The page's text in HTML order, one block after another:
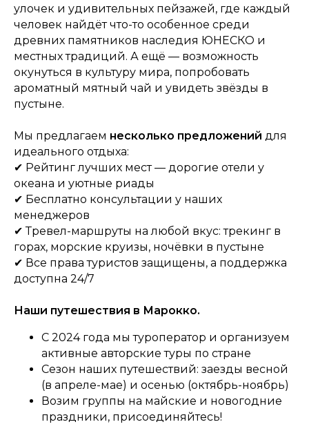
улочек и удивительных пейзажей, где каждый
человек найдёт что-то особенное среди
древних памятников наследия ЮНЕСКО и
местных традиций. А ещё — возможность
окунуться в культуру мира, попробовать
ароматный мятный чай и увидеть звёзды в
пустыне.
Мы предлагаем несколько предложений для
идеального отдыха:
✔ Рейтинг лучших мест — дорогие отели у
океана и уютные риады
✔ Бесплатно консультации у наших
менеджеров
✔ Тревел-маршруты на любой вкус: трекинг в
горах, морские круизы, ночёвки в пустыне
✔ Все права туристов защищены, а поддержка
доступна 24/7
Наши путешествия в Марокко.
С 2024 года мы туроператор и организуем
активные авторские туры по стране
Сезон наших путешествий: заезды весной
(в апреле-мае) и осенью (октябрь-ноябрь)
Возим группы на майские и новогодние
праздники, присоединяйтесь!